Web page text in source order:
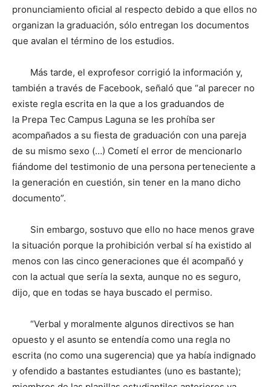
pronunciamiento oficial al respecto debido a que ellos no
organizan la graduación, sólo entregan los documentos
que avalan el término de los estudios.
Más tarde, el exprofesor corrigió la información y,
también a través de Facebook, señaló que “al parecer no
existe regla escrita en la que a los graduandos de
la Prepa Tec Campus Laguna se les prohíba ser
acompañados a su fiesta de graduación con una pareja
de su mismo sexo (…) Cometí el error de mencionarlo
fiándome del testimonio de una persona perteneciente a
la generación en cuestión, sin tener en la mano dicho
documento”.
Sin embargo, sostuvo que ello no hace menos grave
la situación porque la prohibición verbal sí ha existido al
menos con las cinco generaciones que él acompañó y
con la actual que sería la sexta, aunque no es seguro,
dijo, que en todas se haya buscado el permiso.
“Verbal y moralmente algunos directivos se han
opuesto y el asunto se entendía como una regla no
escrita (no como una sugerencia) que ya había indignado
y ofendido a bastantes estudiantes (uno es bastante);